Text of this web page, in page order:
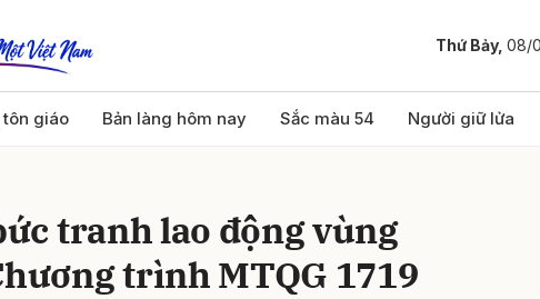
Thứ Bảy, 08/
giáo Bản làng hôm nay Sắc màu 54 Người giữ lửa
tranh lao động vùng
trình MTQG 1719
Gửi bình luận